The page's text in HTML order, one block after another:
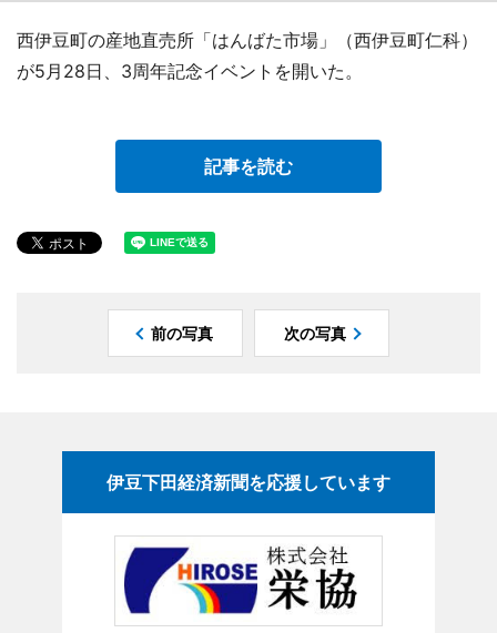
西伊豆町の産地直売所「はんばた市場」（西伊豆町仁科）
が5月28日、3周年記念イベントを開いた。
記事を読む
前の写真 次の写真
伊豆下田経済新聞を応援しています